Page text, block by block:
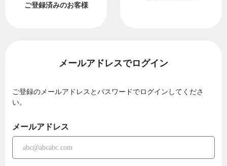
ご登録済みのお客様
メールアドレスでログイン
ご登録のメールアドレスとパスワードでログインしてくださ
い。
メールアドレス